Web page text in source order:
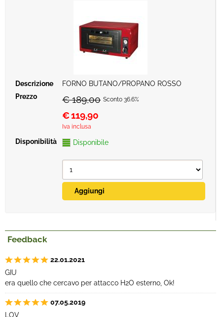
FORNO BUTANO/PROPANO ROSSO
€ 189,00 Sconto 36.6%
€119,90
Iva inclusa
Disponibile
Feedback
22.01.2021
GIU
era quello che cercavo per attacco H2O esterno, Ok!
07.05.2019
LOV